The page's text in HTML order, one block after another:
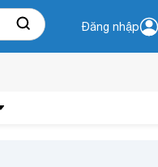
Đăng nhập